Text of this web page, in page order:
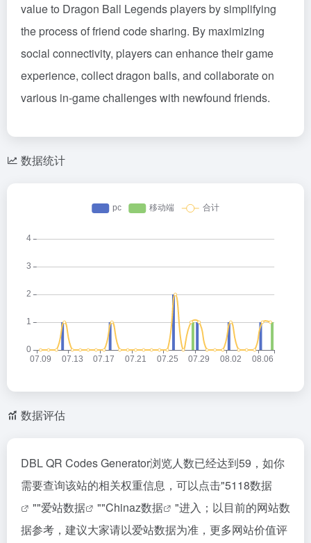
value to Dragon Ball Legends players by simplifying
the process of friend code sharing. By maximizing
social connectivity, players can enhance their game
experience, collect dragon balls, and collaborate on
various in-game challenges with newfound friends.
数据统计
数据评估
DBL QR Codes Generator浏览人数已经达到59，如你
需要查询该站的相关权重信息，可以点击"5118数据
""爱站数据 ""Chinaz数据
"进入；以目前的网站数
据参考，建议大家请以爱站数据为准，更多网站价值评